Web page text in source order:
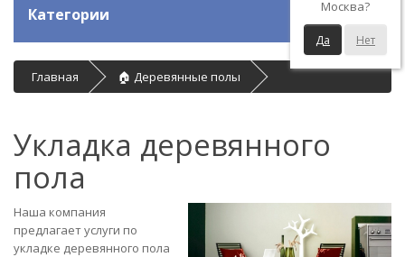
Москва?
Да Нет
Категории
Главная 🏠 Деревянные полы
Укладка деревянного
пола
Наша компания
предлагает услуги по
укладке деревянного пола